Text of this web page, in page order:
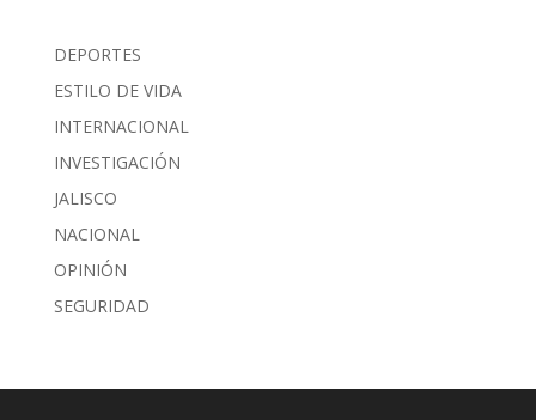
DEPORTES
ESTILO DE VIDA
INTERNACIONAL
INVESTIGACIÓN
JALISCO
NACIONAL
OPINIÓN
SEGURIDAD